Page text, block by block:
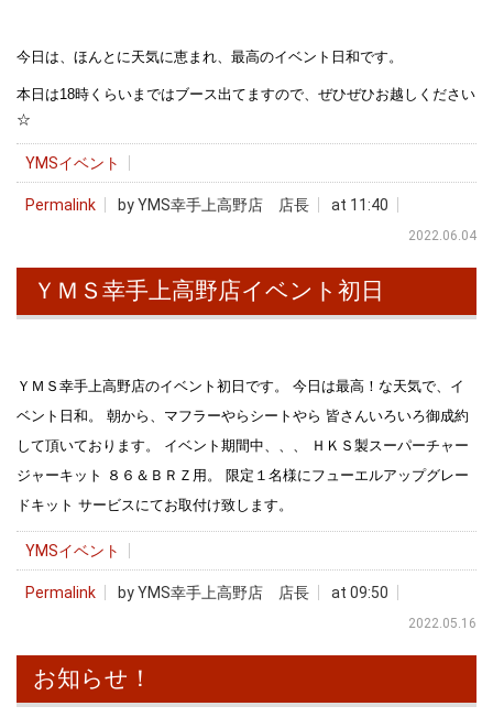
今日は、ほんとに天気に恵まれ、最高のイベント日和です。
本日は18時くらいまではブース出てますので、ぜひぜひお越しください
☆
YMSイベント
Permalink by YMS幸手上高野店 店長 at 11:40
2022.06.04
ＹＭＳ幸手上高野店イベント初日
ＹＭＳ幸手上高野店のイベント初日です。 今日は最高！な天気で、イ
ベント日和。 朝から、マフラーやらシートやら 皆さんいろいろ御成約
して頂いております。 イベント期間中、、、 ＨＫＳ製スーパーチャー
ジャーキット ８６＆ＢＲＺ用。 限定１名様にフューエルアップグレー
ドキット サービスにてお取付け致します。
YMSイベント
Permalink by YMS幸手上高野店 店長 at 09:50
2022.05.16
お知らせ！